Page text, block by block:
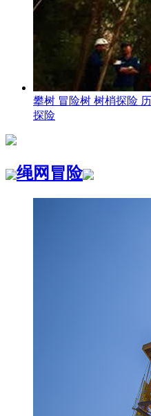
攀树 冒险树 树梢探险
探险
绳网冒险